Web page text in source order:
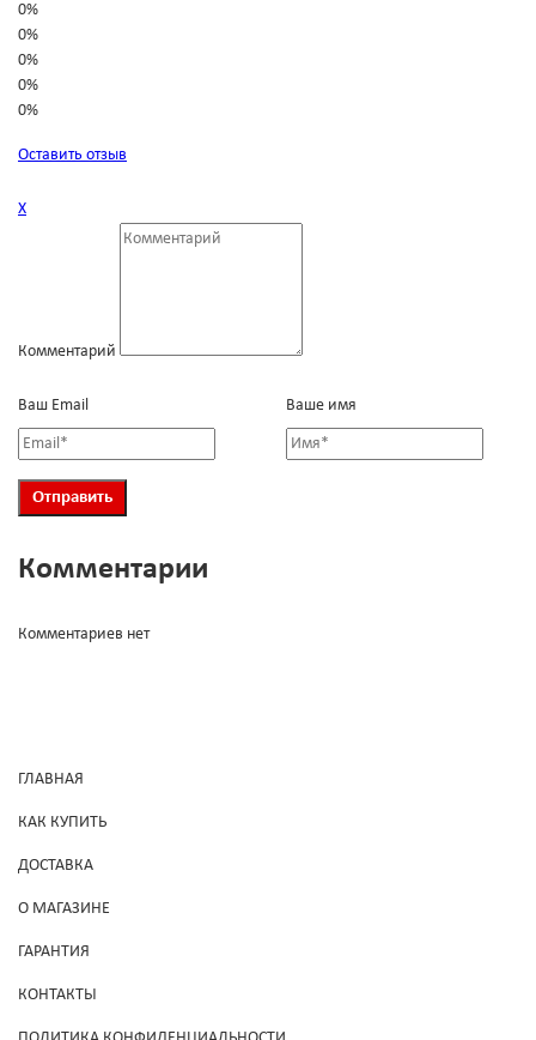
0%
0%
0%
0%
0%
Оставить отзыв
Х
Комментарий
Ваш Email Ваше имя
Комментарии
Комментариев нет
ГЛАВНАЯ
КАК КУПИТЬ
ДОСТАВКА
О МАГАЗИНЕ
ГАРАНТИЯ
КОНТАКТЫ